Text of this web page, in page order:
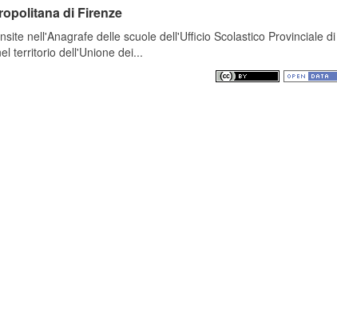
di Firenze
nell'Anagrafe delle scuole dell'Ufficio Scolastico Provinciale di
territorio dell'Unione dei...